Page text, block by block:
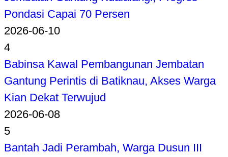
Pondasi Capai 70 Persen
2026-06-10
4
Babinsa Kawal Pembangunan Jembatan
Gantung Perintis di Batiknau, Akses Warga
Kian Dekat Terwujud
2026-06-08
5
Bantah Jadi Perambah, Warga Dusun III